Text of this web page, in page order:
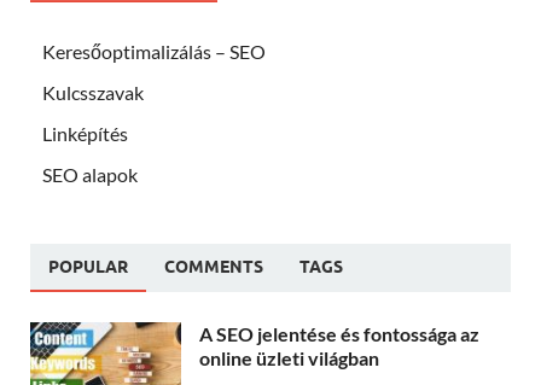
Keresőoptimalizálás – SEO
Kulcsszavak
Linképítés
SEO alapok
POPULAR COMMENTS TAGS
A SEO jelentése és fontossága az
online üzleti világban